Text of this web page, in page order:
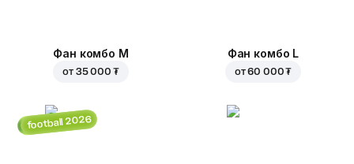
Фан комбо М
от 35 000 ₮
Фан комбо L
от60 000 ₮
football 2026